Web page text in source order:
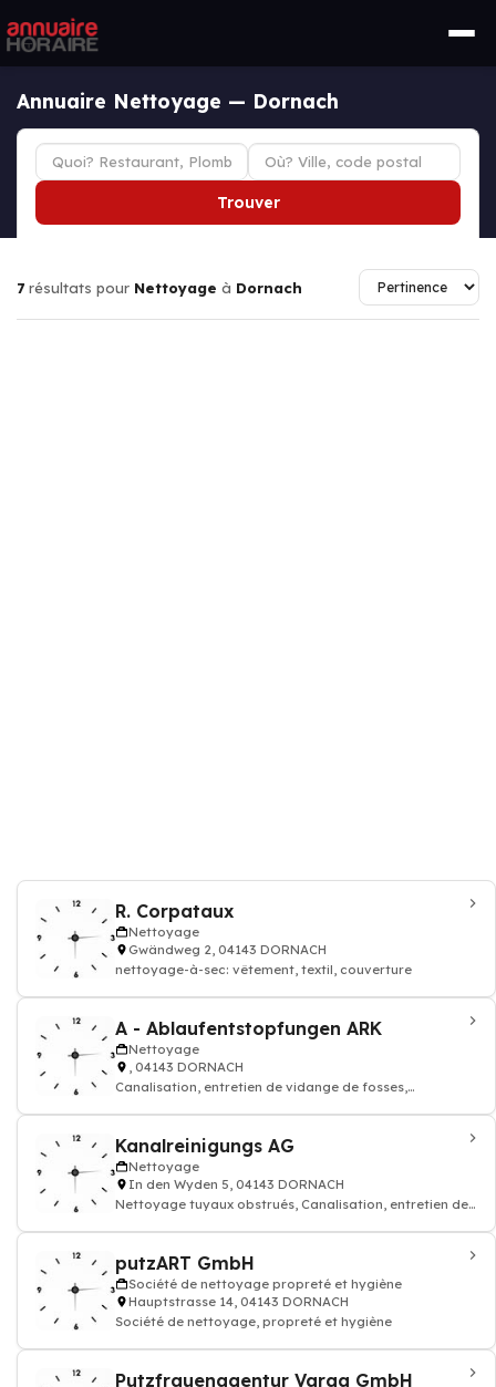
Annuaire Nettoyage — Dornach
Trouver
7 résultats pour Nettoyage à Dornach
R. Corpataux
Nettoyage
Gwändweg 2, 04143 DORNACH
nettoyage-à-sec: vêtement, textil, couverture
A - Ablaufentstopfungen ARK
Nettoyage
, 04143 DORNACH
Canalisation, entretien de vidange de fosses,
Kanalreinigungs AG
Nettoyage
In den Wyden 5, 04143 DORNACH
Nettoyage tuyaux obstrués, Canalisation, entretien de
putzART GmbH
Société de nettoyage propreté et hygiène
Hauptstrasse 14, 04143 DORNACH
Société de nettoyage, propreté et hygiène
Putzfrauenagentur Varga GmbH